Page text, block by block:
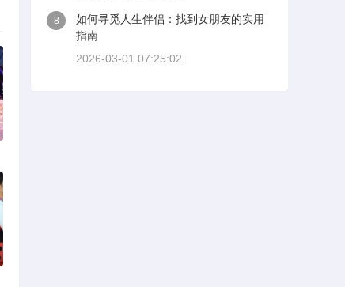
8
如何寻觅人生伴侣：找到女朋友的实用
指南
2026-03-01 07:25:02